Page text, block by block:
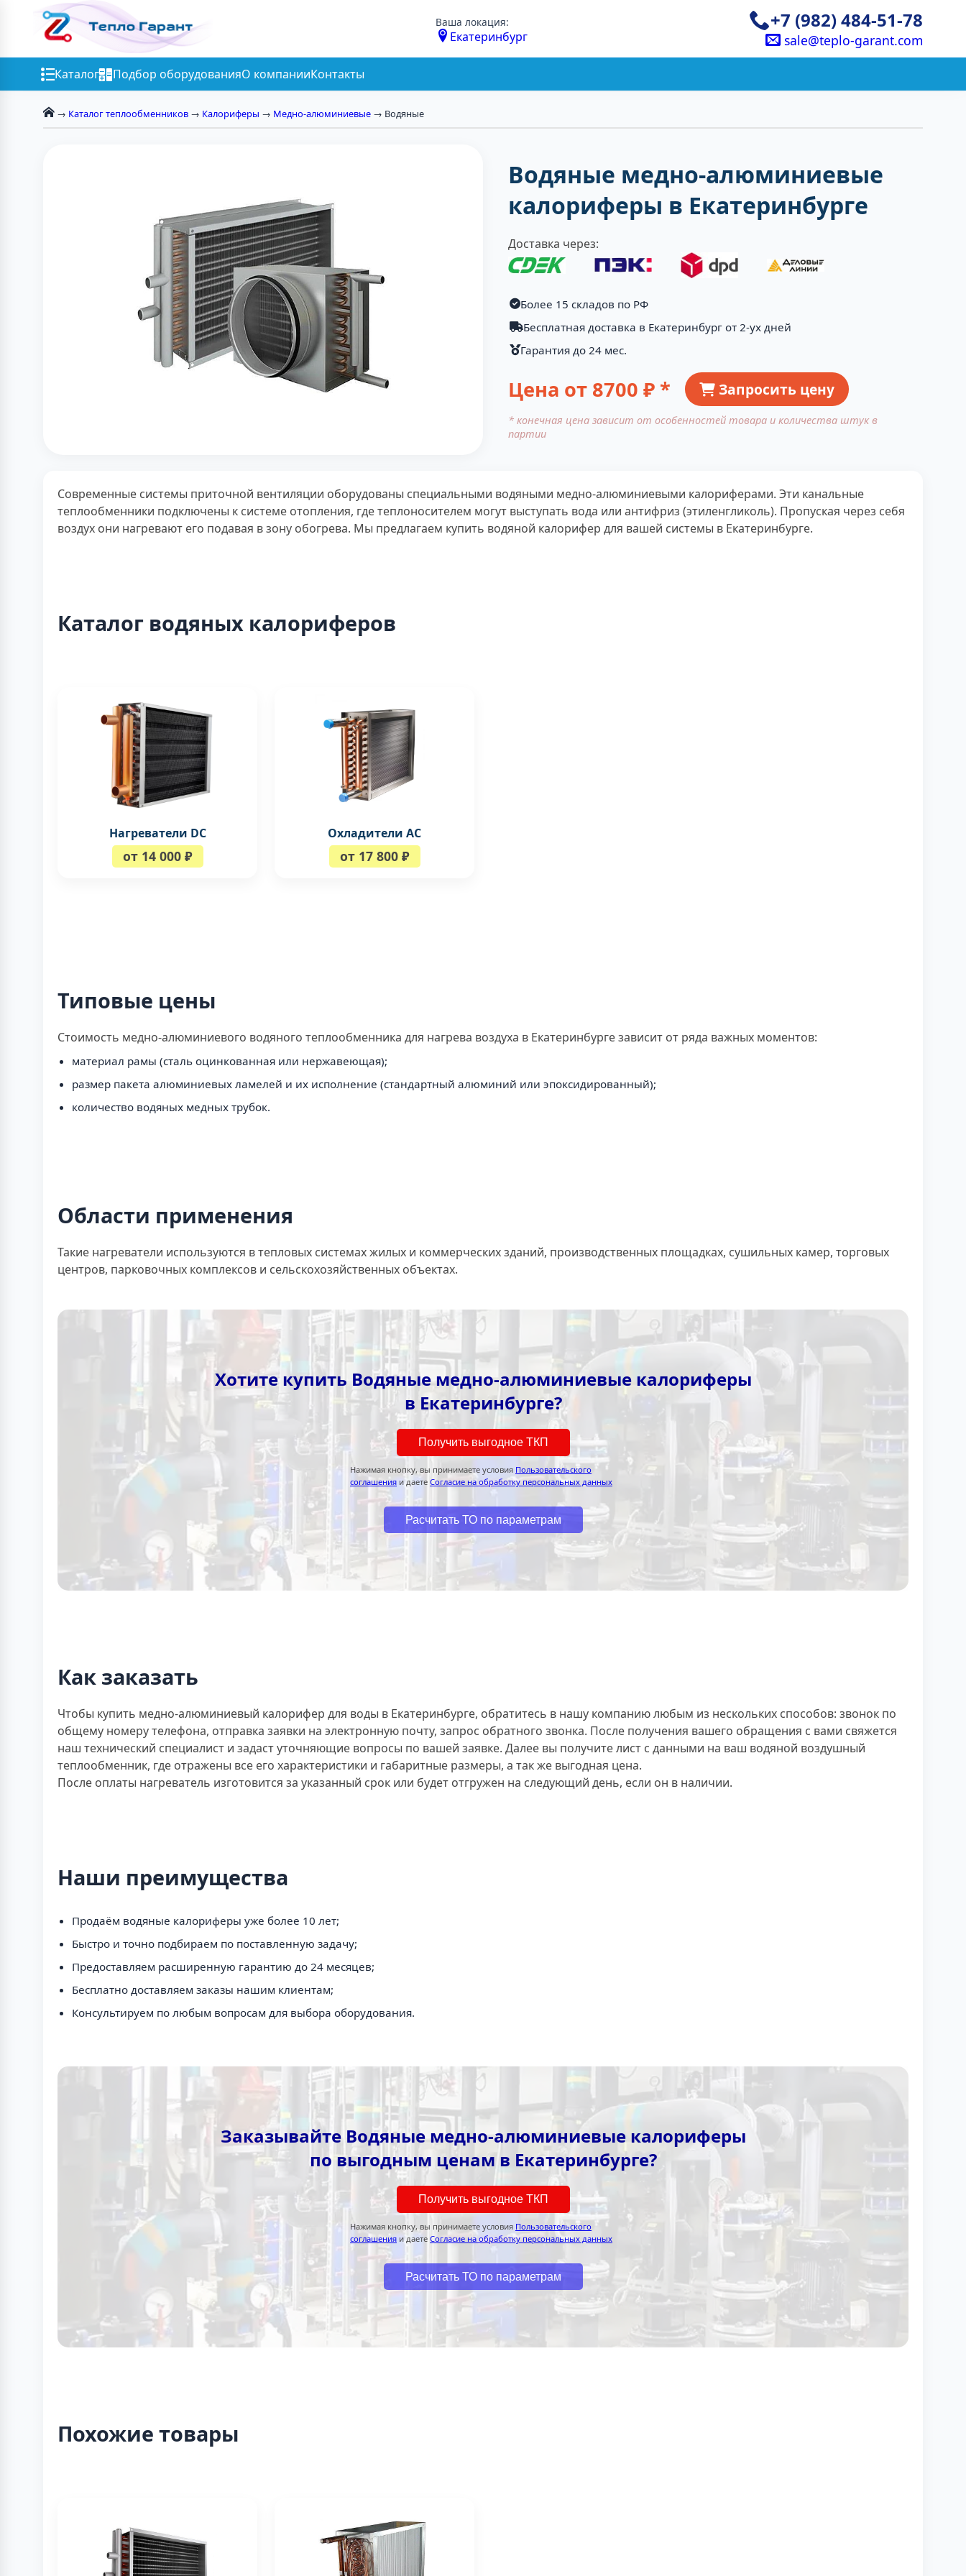
Ваша локация:
Екатеринбург
+7 (982) 484-51-78
sale@teplo-garant.com
Каталог Подбор оборудованияО компанииКонтакты
→ Каталог теплообменников → Калориферы → Медно-алюминиевые → Водяные
Водяные медно-алюминиевые
калориферы в Екатеринбурге
Доставка через:
Более 15 складов по РФ
Бесплатная доставка в Екатеринбург от 2-ух дней
Гарантия до 24 мес.
Цена от 8700 ₽ * Запросить цену
* конечная цена зависит от особенностей товара и количества штук в
партии
Современные системы приточной вентиляции оборудованы специальными водяными медно-алюминиевыми калориферами. Эти канальные
теплообменники подключены к системе отопления, где теплоносителем могут выступать вода или антифриз (этиленгликоль). Пропуская через себя
воздух они нагревают его подавая в зону обогрева. Мы предлагаем купить водяной калорифер для вашей системы в Екатеринбурге.
Каталог водяных калориферов
Нагреватели DC
от 14 000 ₽
Охладители AC
от 17 800 ₽
Типовые цены
Стоимость медно-алюминиевого водяного теплообменника для нагрева воздуха в Екатеринбурге зависит от ряда важных моментов:
материал рамы (сталь оцинкованная или нержавеющая);
размер пакета алюминиевых ламелей и их исполнение (стандартный алюминий или эпоксидированный);
количество водяных медных трубок.
Области применения
Такие нагреватели используются в тепловых системах жилых и коммерческих зданий, производственных площадках, сушильных камер, торговых
центров, парковочных комплексов и сельскохозяйственных объектах.
Хотите купить Водяные медно-алюминиевые калориферы
в Екатеринбурге?
Получить выгодное ТКП
Нажимая кнопку, вы принимаете условия Пользовательского
соглашения и даете Согласие на обработку персональных данных
Расчитать ТО по параметрам
Как заказать
Чтобы купить медно-алюминиевый калорифер для воды в Екатеринбурге, обратитесь в нашу компанию любым из нескольких способов: звонок по
общему номеру телефона, отправка заявки на электронную почту, запрос обратного звонка. После получения вашего обращения с вами свяжется
наш технический специалист и задаст уточняющие вопросы по вашей заявке. Далее вы получите лист с данными на ваш водяной воздушный
теплообменник, где отражены все его характеристики и габаритные размеры, а так же выгодная цена.
После оплаты нагреватель изготовится за указанный срок или будет отгружен на следующий день, если он в наличии.
Наши преимущества
Продаём водяные калориферы уже более 10 лет;
Быстро и точно подбираем по поставленную задачу;
Предоставляем расширенную гарантию до 24 месяцев;
Бесплатно доставляем заказы нашим клиентам;
Консультируем по любым вопросам для выбора оборудования.
Заказывайте Водяные медно-алюминиевые калориферы
по выгодным ценам в Екатеринбурге?
Получить выгодное ТКП
Нажимая кнопку, вы принимаете условия Пользовательского
соглашения и даете Согласие на обработку персональных данных
Расчитать ТО по параметрам
Похожие товары